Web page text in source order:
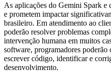
As aplicações do Gemini Spark e
e prometem impactar
brasileiro. Em atendimento ao
poderão resolver problemas
intervenção humana em muitos
software, programadores poderão
escrever código, identificar e
desenvolvimento.